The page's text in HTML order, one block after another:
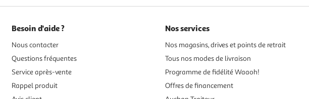
Besoin d'aide ?
Nous contacter
Questions fréquentes
Service après-vente
Rappel produit
Nos services
Nos magasins, drives et points de retrait
Tous nos modes de livraison
Programme de fidélité Waaoh!
Offres de financement